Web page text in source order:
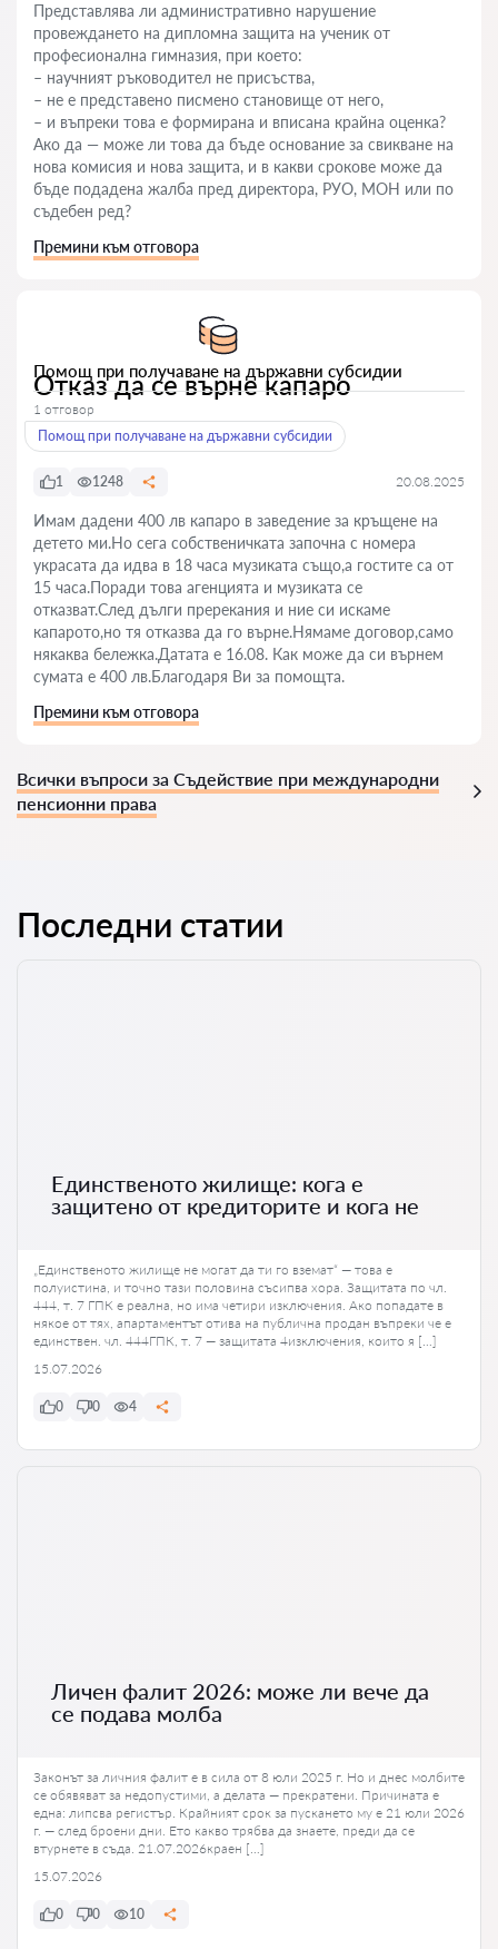
Представлява ли административно нарушение
провеждането на дипломна защита на ученик от
професионална гимназия, при което:
– научният ръководител не присъства,
– не е представено писмено становище от него,
– и въпреки това е формирана и вписана крайна оценка?
Ако да — може ли това да бъде основание за свикване на
нова комисия и нова защита, и в какви срокове може да
бъде подадена жалба пред директора, РУО, МОН или по
съдебен ред?
Премини към отговора
Помощ при получаване на държавни субсидии
Отказ да се върне капаро
1 отговор
Помощ при получаване на държавни субсидии
1 1248 20.08.2025
Имам дадени 400 лв капаро в заведение за кръщене на
детето ми.Но сега собственичката започна с номера
украсата да идва в 18 часа музиката също,а гостите са от
15 часа.Поради това агенцията и музиката се
отказват.След дълги пререкания и ние си искаме
капарото,но тя отказва да го върне.Нямаме договор,само
някаква бележка.Датата е 16.08. Как може да си върнем
сумата е 400 лв.Благодаря Ви за помощта.
Премини към отговора
Всички въпроси за Съдействие при международни
пенсионни права
Последни статии
Единственото жилище: кога е
защитено от кредиторите и кога не
„Единственото жилище не могат да ти го вземат“ — това е
полуистина, и точно тази половина съсипва хора. Защитата по чл.
444, т. 7 ГПК е реална, но има четири изключения. Ако попадате в
някое от тях, апартаментът отива на публична продан въпреки че е
единствен. чл. 444ГПК, т. 7 — защитата 4изключения, които я […]
15.07.2026
0 0 4
Личен фалит 2026: може ли вече да
се подава молба
Законът за личния фалит е в сила от 8 юли 2025 г. Но и днес молбите
се обявяват за недопустими, а делата — прекратени. Причината е
една: липсва регистър. Крайният срок за пускането му е 21 юли 2026
г. — след броени дни. Ето какво трябва да знаете, преди да се
втурнете в съда. 21.07.2026краен […]
15.07.2026
0 0 10